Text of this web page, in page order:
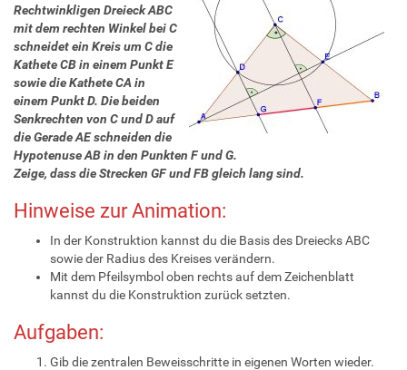
Rechtwinkligen Dreieck ABC
mit dem rechten Winkel bei C
schneidet ein Kreis um C die
Kathete CB in einem Punkt E
sowie die Kathete CA in
einem Punkt D. Die beiden
Senkrechten von C und D auf
die Gerade AE schneiden die
Hypotenuse AB in den Punkten F und G.
Zeige, dass die Strecken GF und FB gleich lang sind.
Hinweise zur Animation:
In der Konstruktion kannst du die Basis des Dreiecks ABC
sowie der Radius des Kreises verändern.
Mit dem Pfeilsymbol oben rechts auf dem Zeichenblatt
kannst du die Konstruktion zurück setzten.
Aufgaben:
Gib die zentralen Beweisschritte in eigenen Worten wieder.